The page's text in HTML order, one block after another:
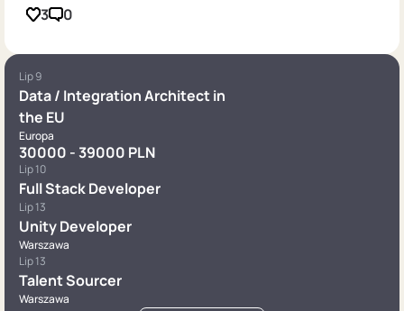
3 0
Lip 9
Data / Integration Architect in
the EU
Europa
30000 - 39000 PLN
Lip 10
Full Stack Developer
Lip 13
Unity Developer
Warszawa
Lip 13
Talent Sourcer
Warszawa